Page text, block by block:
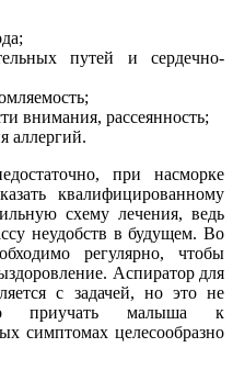
путей и сердечно-
внимания, рассеянность;
аллергий.
при насморке
квалифицированному
схему лечения, ведь
неудобств в будущем. Во
регулярно, чтобы
Аспиратор для
с задачей, но это не
приучать малыша к
симптомах целесообразно